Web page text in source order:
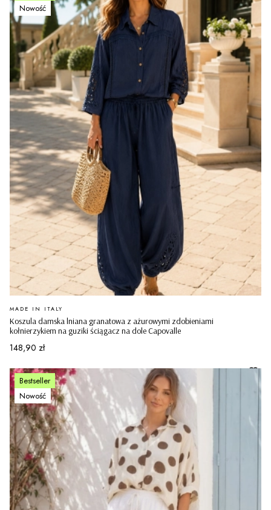
Nowość
Koszula damska lniana granatowa z ażurowymi zdobieniami
kołnierzykiem na guziki ściągacz na dole Capovalle
PRODUCENT
MADE IN ITALY
Cena
148,90 zł
Bestseller
Nowość